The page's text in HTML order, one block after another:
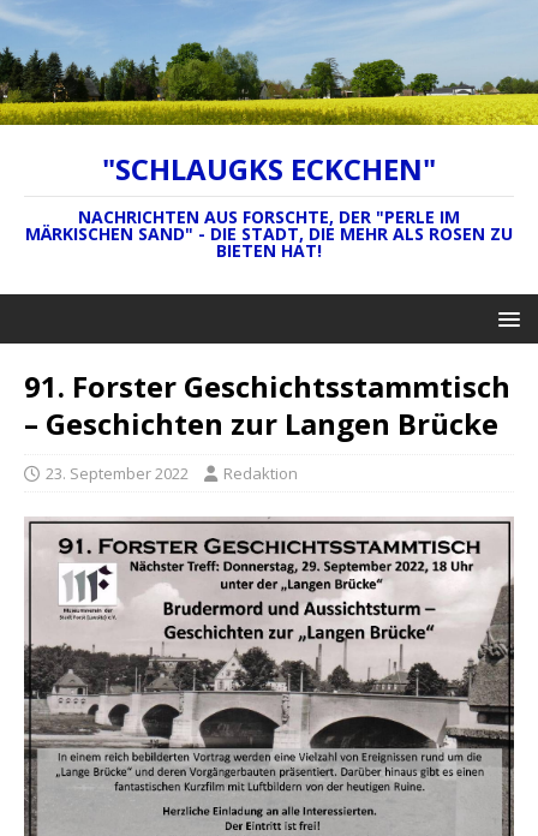
"SCHLAUGKS ECKCHEN"
NACHRICHTEN AUS FORSCHTE, DER "PERLE IM
MÄRKISCHEN SAND" - DIE STADT, DIE MEHR ALS ROSEN ZU
BIETEN HAT!
91. Forster Geschichtsstammtisch
– Geschichten zur Langen Brücke
23. September 2022 Redaktion